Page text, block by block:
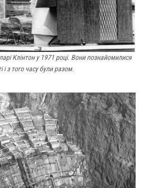
Клінтон у 1971 році. Вони познайомилися
і з того часу були разом.